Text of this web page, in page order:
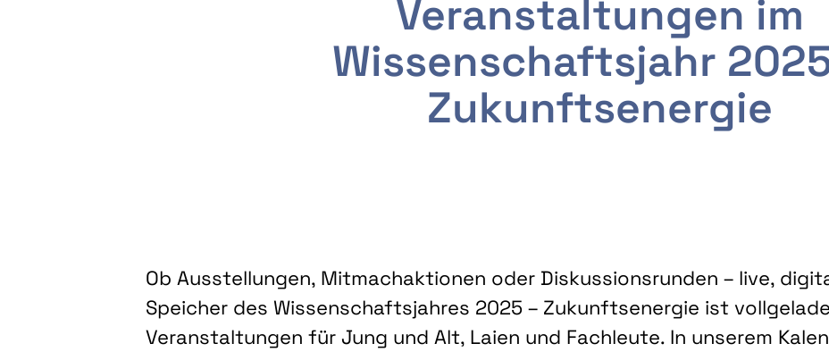
Veranstaltungen im
Wissenschaftsjahr
Zukunftsenergie
Ob Ausstellungen, Mitmachaktionen oder Diskussionsrunden – live,
Speicher des Wissenschaftsjahres 2025 – Zukunftsenergie ist
Veranstaltungen für Jung und Alt, Laien und Fachleute. In unserem